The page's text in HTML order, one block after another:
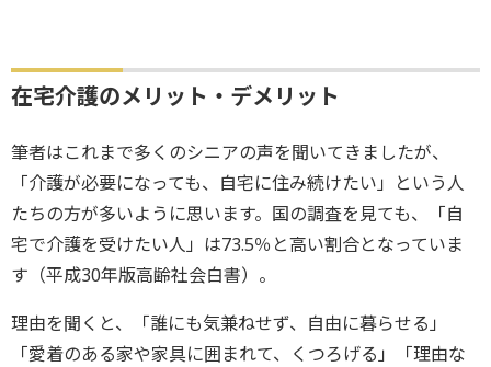
在宅介護のメリット・デメリット
筆者はこれまで多くのシニアの声を聞いてきましたが、
「介護が必要になっても、自宅に住み続けたい」という人
たちの方が多いように思います。国の調査を見ても、「自
宅で介護を受けたい人」は73.5％と高い割合となっていま
す（平成30年版高齢社会白書）。
理由を聞くと、「誰にも気兼ねせず、自由に暮らせる」
「愛着のある家や家具に囲まれて、くつろげる」「理由な